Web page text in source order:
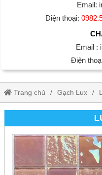
Email:
Điện thoại:
Email :
Điện
Trang chủ Gạch Lux